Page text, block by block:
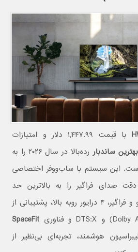
با قیمت ۱,۴۴۷.۹۹ دلار و امتیازات
بهترین ساندبار
رده‌بالا در سال ۲۰۲۶ را به
این سیستم با ساب‌ووفر اختصاصی
صدای فراگیر را به بالاترین حد
می‌رساند. ۱۱ کانال جلو و فراگیر، ۴ درایور روبه بالا، پشتیبانی از
SpaceFit
هوشمند، تجربه‌ای بی‌نظیر از